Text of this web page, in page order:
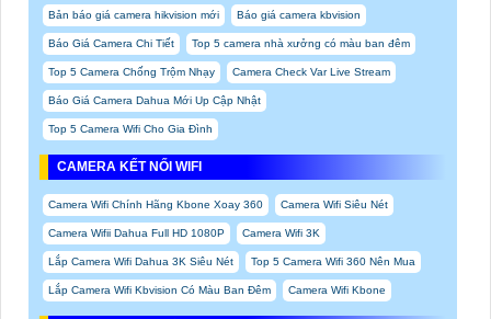
Bản báo giá camera hikvision mới Báo giá camera kbvision
Báo Giá Camera Chi Tiết Top 5 camera nhà xưởng có màu ban đêm
Top 5 Camera Chống Trộm Nhạy Camera Check Var Live Stream
Báo Giá Camera Dahua Mới Up Cập Nhật
Top 5 Camera Wifi Cho Gia Đình
CAMERA KẾT NỐI WIFI
Camera Wifi Chính Hãng Kbone Xoay 360 Camera Wifi Siêu Nét
Camera Wifii Dahua Full HD 1080P Camera Wifi 3K
Lắp Camera Wifi Dahua 3K Siêu Nét Top 5 Camera Wifi 360 Nên Mua
Lắp Camera Wifi Kbvision Có Màu Ban Đêm Camera Wifi Kbone